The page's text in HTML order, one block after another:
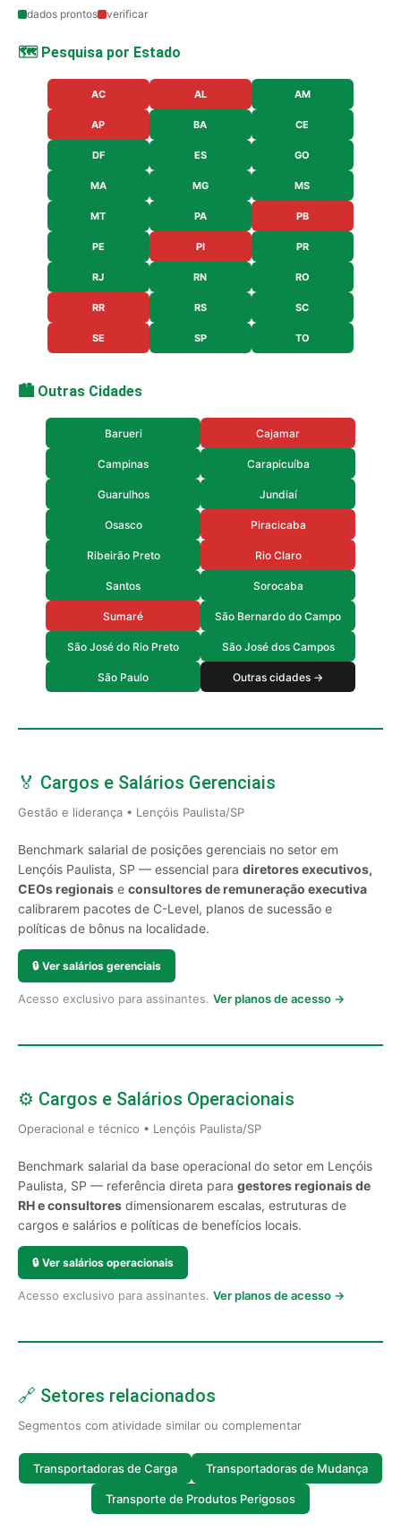
dados prontos verificar
🗺️ Pesquisa por Estado
AC AL AM
AP BA CE
DF ES GO
MA MG MS
MT PA PB
PE PI PR
RJ RN RO
RR RS SC
SE SP TO
🏙️ Outras Cidades
Barueri Cajamar
Campinas Carapicuíba
Guarulhos Jundiaí
Osasco Piracicaba
Ribeirão Preto Rio Claro
Santos Sorocaba
Sumaré São Bernardo do Campo
São José do Rio Preto São José dos Campos
São Paulo Outras cidades →
🏅 Cargos e Salários Gerenciais
Gestão e liderança • Lençóis Paulista/SP
Benchmark salarial de posições gerenciais no setor em
Lençóis Paulista, SP — essencial para diretores executivos,
CEOs regionais e consultores de remuneração executiva
calibrarem pacotes de C-Level, planos de sucessão e
políticas de bônus na localidade.
🔒 Ver salários gerenciais
Acesso exclusivo para assinantes. Ver planos de acesso →
⚙️ Cargos e Salários Operacionais
Operacional e técnico • Lençóis Paulista/SP
Benchmark salarial da base operacional do setor em Lençóis
Paulista, SP — referência direta para gestores regionais de
RH e consultores dimensionarem escalas, estruturas de
cargos e salários e políticas de benefícios locais.
🔒 Ver salários operacionais
Acesso exclusivo para assinantes. Ver planos de acesso →
🔗 Setores relacionados
Segmentos com atividade similar ou complementar
Transportadoras de Carga Transportadoras de Mudança
Transporte de Produtos Perigosos